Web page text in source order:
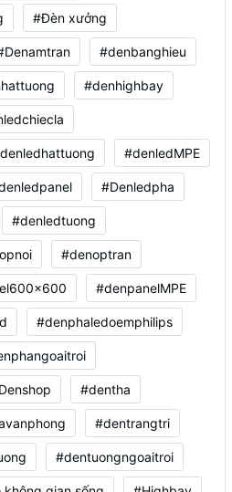
#Đèn xưởng
#denbanghieu
#denhighbay
#denledMPE
#Denledpha
#denledtuong
#denoptran
#denpanelMPE
#denphaledoemphilips
#dentha
#dentrangtri
#dentuongngoaitroi